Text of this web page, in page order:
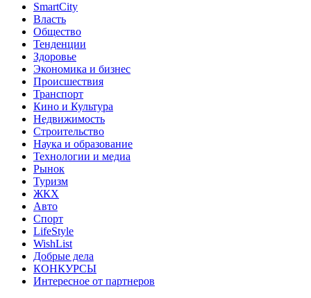
SmartCity
Власть
Общество
Тенденции
Здоровье
Экономика и бизнес
Происшествия
Транспорт
Кино и Культура
Недвижимость
Строительство
Наука и образование
Технологии и медиа
Рынок
Туризм
ЖКХ
Авто
Спорт
LifeStyle
WishList
Добрые дела
КОНКУРСЫ
Интересное от партнеров